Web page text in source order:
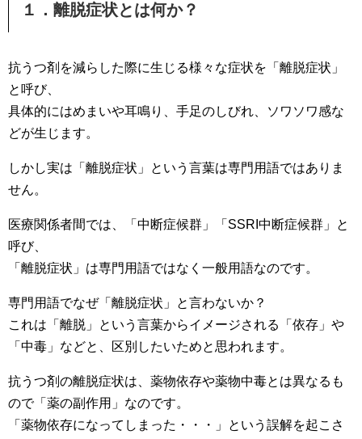
１．離脱症状とは何か？
抗うつ剤を減らした際に生じる様々な症状を「離脱症状」
と呼び、
具体的にはめまいや耳鳴り、手足のしびれ、ソワソワ感な
どが生じます。
しかし実は「離脱症状」という言葉は専門用語ではありま
せん。
医療関係者間では、「中断症候群」「SSRI中断症候群」と
呼び、
「離脱症状」は専門用語ではなく一般用語なのです。
専門用語でなぜ「離脱症状」と言わないか？
これは「離脱」という言葉からイメージされる「依存」や
「中毒」などと、区別したいためと思われます。
抗うつ剤の離脱症状は、薬物依存や薬物中毒とは異なるも
ので「薬の副作用」なのです。
「薬物依存になってしまった・・・」という誤解を起こさ